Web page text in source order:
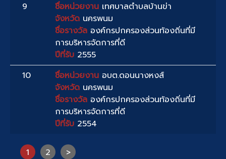
9
ชื่อหน่วยงาน เทศบาลตำบลบ้านข่า
จังหวัด นครพนม
ชื่อรางวัล องค์กรปกครองส่วนท้องถิ่นที่มี
การบริหารจัดการที่ดี
ปีที่รับ 2555
10
ชื่อหน่วยงาน อบต.ดอนนางหงส์
จังหวัด นครพนม
ชื่อรางวัล องค์กรปกครองส่วนท้องถิ่นที่มี
การบริหารจัดการที่ดี
ปีที่รับ 2554
1 2 >